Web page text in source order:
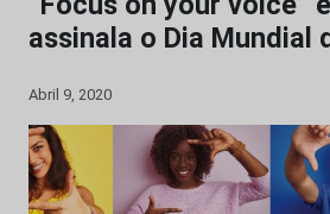
assinala o Dia Mundial
Abril 9, 2020